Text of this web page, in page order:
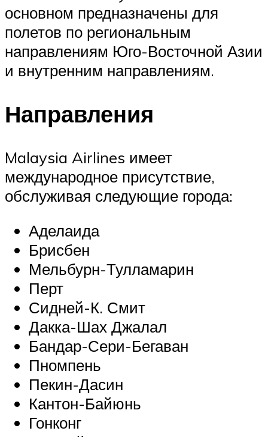
основном предназначены для
полетов по региональным
направлениям Юго-Восточной Азии
и внутренним направлениям.
Направления
Malaysia Airlines имеет
международное присутствие,
обслуживая следующие города:
Аделаида
Брисбен
Мельбурн-Тулламарин
Перт
Сидней-К. Смит
Дакка-Шах Джалал
Бандар-Сери-Бегаван
Пномпень
Пекин-Дасин
Кантон-Байюнь
Гонконг